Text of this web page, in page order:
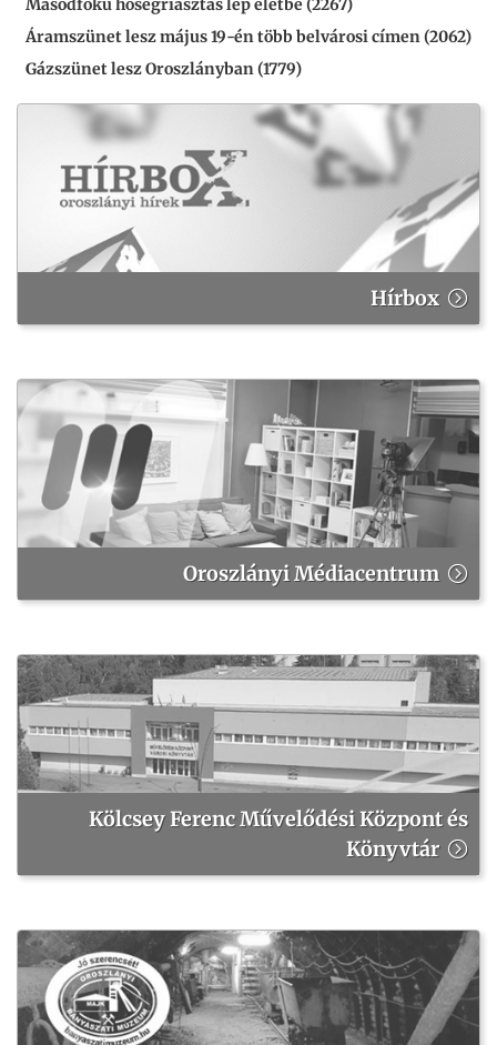
Másodfokú hőségriasztás lép életbe (2267)
Áramszünet lesz május 19-én több belvárosi címen (2062)
Gázszünet lesz Oroszlányban (1779)
Hírbox
Oroszlányi Médiacentrum
Kölcsey Ferenc Művelődési Központ és
Könyvtár